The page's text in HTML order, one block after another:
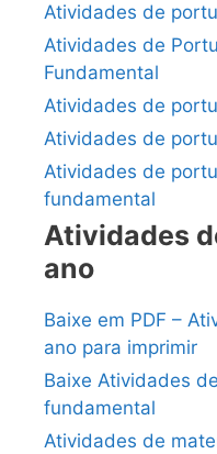
Atividades de
Atividades de
Fundamental
Atividades de
Atividades de
Atividades de
fundamental
Atividades
ano
Baixe em PDF –
ano para imprimir
Baixe Atividades
fundamental
Atividades de